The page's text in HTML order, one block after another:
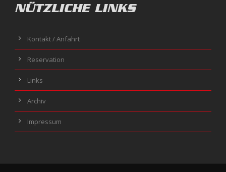
NÜTZLICHE LINKS
Kontakt / Anfahrt
Reservation
Links
Archiv
Impressum